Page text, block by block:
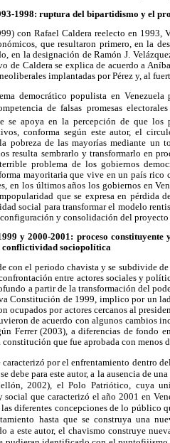
1998: ruptura del bipartidismo y el
con Rafael Caldera reelecto en
que resultaron primero, en la
en la designación de Ramón J.
de Caldera se explica de acuerdo a
implantadas por Pérez y, al
democrático populista en
de falsas promesas
se apoya en la percepción de que los
conforma según este autor, el
pobreza de las mayorías mediante un
resulta sembrarlo y transformarlo en
problema de los gobiernos
mayoritaria que vive en un país
en los últimos años los gobiernos en
que se expresa en
social para transformar el modelo
y consolidación del proyecto
y 2000-2001: proceso
sociopolítica
con el periodo chavista y se subdivide
entre actores sociales y
a partir de la transformación del
Constitución de 1999, implico por un
ocupados por actores cercanos al
de acuerdo con algunos cambios
Ferrer (2003), a diferencias de fondo
que fue aprobada con menos
caracterizó por el enfrentamiento dentro
debe para este autor, a la ausencia de
2002), el Polo Patriótico, cuya
que caracterizó el año 2001 en
diferentes concepciones de lo público
hasta que se construya una
a este autor, el chavismo construye